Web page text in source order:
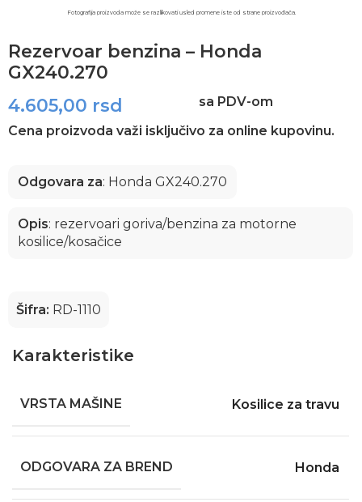
Fotografija proizvoda može se razlikovati usled promene iste od strane proizvođača.​
Rezervoar benzina – Honda
GX240.270
4.605,00 rsd
sa PDV-om
Cena proizvoda važi isključivo za online kupovinu.
Odgovara za: Honda GX240.270
Opis: rezervoari goriva/benzina za motorne
kosilice/kosačice
Šifra: RD-1110
Karakteristike
VRSTA MAŠINE Kosilice za travu
ODGOVARA ZA BREND Honda